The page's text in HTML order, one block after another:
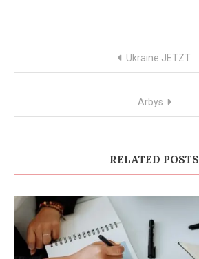
navigation
Ukraine JETZT
Arbys
RELATED POSTS